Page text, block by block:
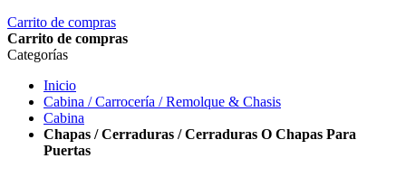
Carrito de compras
Carrito de compras
Categorías
Inicio
Cabina / Carrocería / Remolque & Chasis
Cabina
Chapas / Cerraduras / Cerraduras O Chapas Para
Puertas